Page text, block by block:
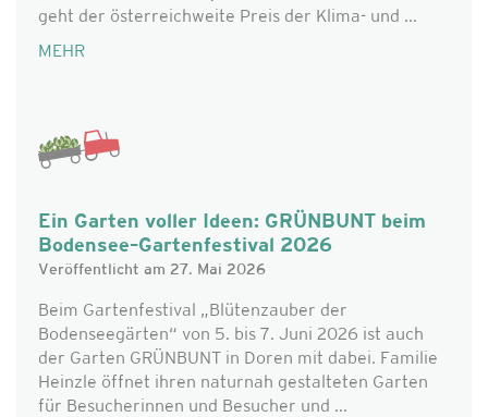
geht der österreichweite Preis der Klima- und ...
MEHR
Ein Garten voller Ideen: GRÜNBUNT beim
Bodensee–Gartenfestival 2026
Veröffentlicht am 27. Mai 2026
Beim Gartenfestival „Blütenzauber der
Bodenseegärten“ von 5. bis 7. Juni 2026 ist auch
der Garten GRÜNBUNT in Doren mit dabei. Familie
Heinzle öffnet ihren naturnah gestalteten Garten
für Besucherinnen und Besucher und ...